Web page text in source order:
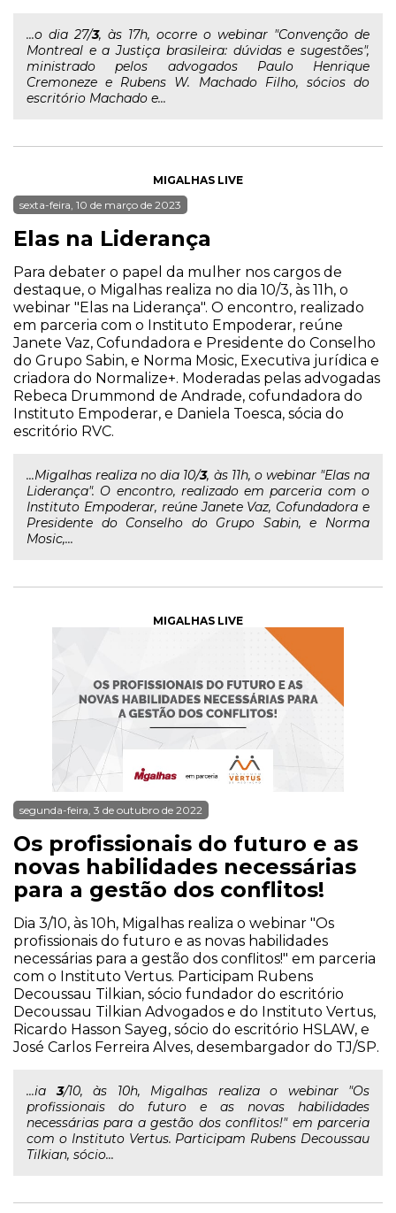
...o dia 27/3, às 17h, ocorre o webinar "Convenção de
Montreal e a Justiça brasileira: dúvidas e sugestões",
ministrado pelos advogados Paulo Henrique
Cremoneze e Rubens W. Machado Filho, sócios do
escritório Machado e...
MIGALHAS LIVE
sexta-feira, 10 de março de 2023
Elas na Liderança
Para debater o papel da mulher nos cargos de
destaque, o Migalhas realiza no dia 10/3, às 11h, o
webinar "Elas na Liderança". O encontro, realizado
em parceria com o Instituto Empoderar, reúne
Janete Vaz, Cofundadora e Presidente do Conselho
do Grupo Sabin, e Norma Mosic, Executiva jurídica e
criadora do Normalize+. Moderadas pelas advogadas
Rebeca Drummond de Andrade, cofundadora do
Instituto Empoderar, e Daniela Toesca, sócia do
escritório RVC.
...Migalhas realiza no dia 10/3, às 11h, o webinar "Elas na
Liderança". O encontro, realizado em parceria com o
Instituto Empoderar, reúne Janete Vaz, Cofundadora e
Presidente do Conselho do Grupo Sabin, e Norma
Mosic,...
MIGALHAS LIVE
segunda-feira, 3 de outubro de 2022
Os profissionais do futuro e as
novas habilidades necessárias
para a gestão dos conflitos!
Dia 3/10, às 10h, Migalhas realiza o webinar "Os
profissionais do futuro e as novas habilidades
necessárias para a gestão dos conflitos!" em parceria
com o Instituto Vertus. Participam Rubens
Decoussau Tilkian, sócio fundador do escritório
Decoussau Tilkian Advogados e do Instituto Vertus,
Ricardo Hasson Sayeg, sócio do escritório HSLAW, e
José Carlos Ferreira Alves, desembargador do TJ/SP.
...ia3/10, às 10h, Migalhas realiza o webinar "Os
profissionais do futuro e as novas habilidades
necessárias para a gestão dos conflitos!" em parceria
com o Instituto Vertus. Participam Rubens Decoussau
Tilkian, sócio...